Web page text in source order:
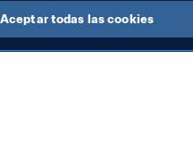
Aceptar todas las cookies